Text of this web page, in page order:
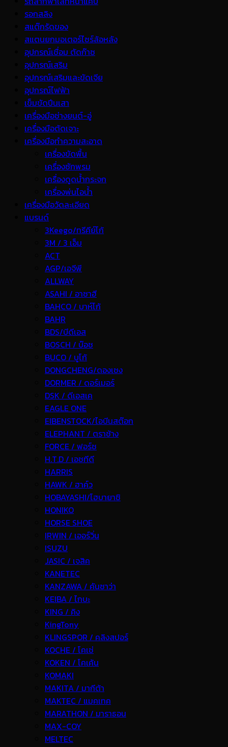
รอกสลิง
สแต๊กรัดของ
สแตนยกมอเตอร์ไซร์ล้อหลัง
อุปกรณ์เชื่อม ตัดก๊าซ
อุปกรณ์เสริม
อุปกรณ์เสริมและขัดเจีย
อุปกรณ์ไฟฟ้า
เข็มขัดปีนเสา
เครื่องมือช่างยนต์-อู่
เครื่องมือตัดเจาะ
เครื่องมือทำความสะอาด
เครื่องขัดพื้น
เครื่องซักพรม
เครื่องดูดน้ำกระจก
เครื่องพ่นไอน้ำ
เครื่องมือวัดละเอียด
แบรนด์
3Keego/ทรีคีย์โก้
3M / 3 เอ็ม
ACT
AGP/เอจีพี
ALLWAY
ASAHI / อาซาฮี
BAHCO / บาห์โก้
BAHR
BDS/บีดีเอส
BOSCH / บ๊อช
BUCO / บูโก้
DONGCHENG/ดองเชง
DORMER / ดอร์เมอร์
DSK / ดีเอสเค
EAGLE ONE
EIBENSTOCK/ไอบีนสต๊อก
ELEPHANT / ตราช้าง
FORCE / ฟอร์ช
H.T.D / เอชทีดี
HARRIS
HAWK / ฮาค์ว
HOBAYASHI/โฮบายาชิ
HONIKO
HORSE SHOE
IRWIN / เออร์วิ่น
ISUZU
JASIC / เจสิค
KANETEC
KANZAWA / คันซาว่า
KEIBA / ไกบะ
KING / คิง
KingTony
KLINGSPOR / คลิงสปอร์
KOCHE / โคเช่
KOKEN / โคเค้น
KOMAKI
MAKITA / มากีต้า
MAKTEC / แมคเทค
MARATHON / มาราธอน
MAX-COY
MELTEC